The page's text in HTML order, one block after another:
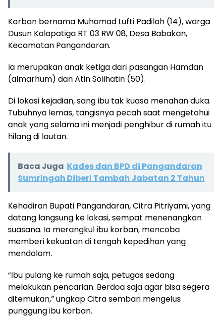
Korban bernama Muhamad Lufti Padilah (14), warga
Dusun Kalapatiga RT 03 RW 08, Desa Babakan,
Kecamatan Pangandaran.
Ia merupakan anak ketiga dari pasangan Hamdan
(almarhum) dan Atin Solihatin (50).
Di lokasi kejadian, sang ibu tak kuasa menahan duka.
Tubuhnya lemas, tangisnya pecah saat mengetahui
anak yang selama ini menjadi penghibur di rumah itu
hilang di lautan.
Baca Juga Kades dan BPD di Pangandaran
Sumringah Diberi Tambah Jabatan 2 Tahun
Kehadiran Bupati Pangandaran, Citra Pitriyami, yang
datang langsung ke lokasi, sempat menenangkan
suasana. Ia merangkul ibu korban, mencoba
memberi kekuatan di tengah kepedihan yang
mendalam.
“Ibu pulang ke rumah saja, petugas sedang
melakukan pencarian. Berdoa saja agar bisa segera
ditemukan,” ungkap Citra sembari mengelus
punggung ibu korban.